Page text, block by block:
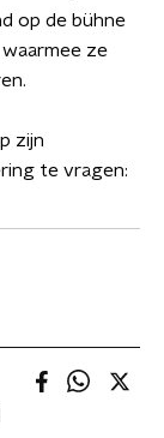
op de bühne
waarmee ze
zijn
te vragen: